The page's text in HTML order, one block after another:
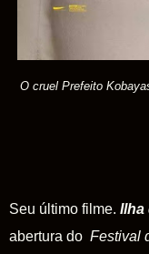
O cruel Prefeito
Seu último filme. Ilha
abertura do Festival